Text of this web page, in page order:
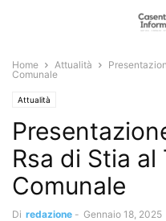
Home Attualità
Comunale
Attualità
Rsa di Stia al
Comunale
Di redazione - Gennaio 18, 2025